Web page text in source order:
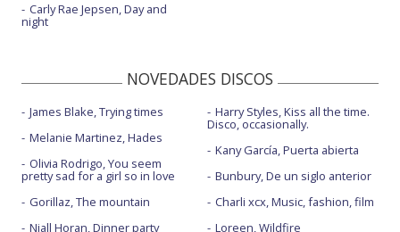
Carly Rae Jepsen, Day and
night
NOVEDADES DISCOS
James Blake, Trying times
Melanie Martinez, Hades
Olivia Rodrigo, You seem
pretty sad for a girl so in love
Gorillaz, The mountain
Niall Horan, Dinner party
Harry Styles, Kiss all the time.
Disco, occasionally.
Kany García, Puerta abierta
Bunbury, De un siglo anterior
Charli xcx, Music, fashion, film
Loreen, Wildfire